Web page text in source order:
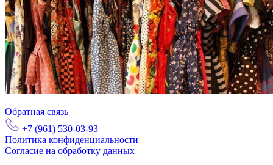
Обратная связь
+7 (961) 530-03-93
Политика конфиденциальности
Согласие на обработку данных